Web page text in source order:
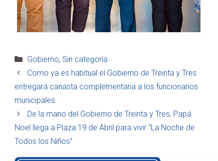
Categorías
Gobierno, Sin categoría
Como ya es habitual el Gobierno de Treinta y Tres
entregará canasta complementaria a los funcionarios
municipales.
De la mano del Gobierno de Treinta y Tres, Papá
Noel llega a Plaza 19 de Abril para vivir “La Noche de
Todos los Niños”